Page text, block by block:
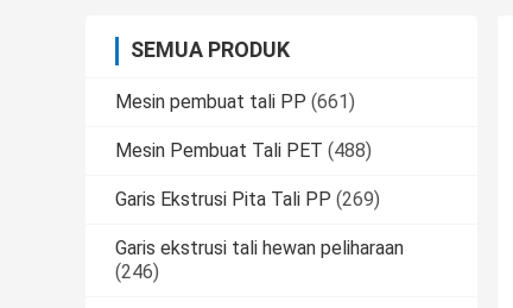
SEMUA PRODUK
Mesin pembuat tali PP (661)
Mesin Pembuat Tali PET (488)
Garis Ekstrusi Pita Tali PP (269)
Garis ekstrusi tali hewan peliharaan
(246)